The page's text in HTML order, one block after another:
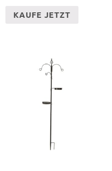
KAUFE JETZT